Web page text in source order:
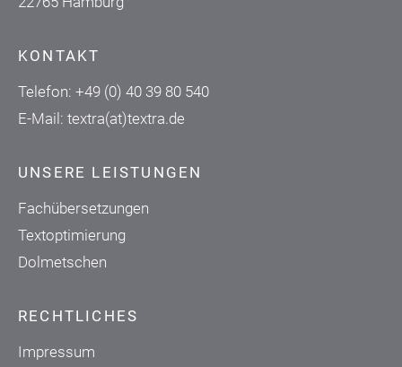
KONTAKT
Telefon: +49 (0) 40 39 80 540
E-Mail: textra(at)textra.de
UNSERE LEISTUNGEN
Fachübersetzungen
Textoptimierung
Dolmetschen
RECHTLICHES
Impressum